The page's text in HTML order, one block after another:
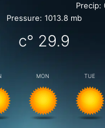
Precip:
Pressure: 1013.8 mb
29.9
°c
MON TUE